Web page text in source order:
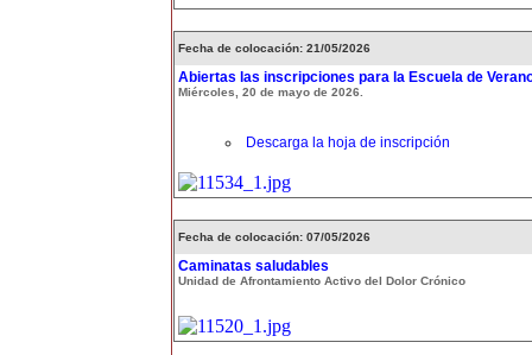
Fecha de colocación: 21/05/2026
Abiertas las inscripciones para la Escuela de
Miércoles, 20 de mayo de 2026.
Descarga la hoja de inscripción
Fecha de colocación: 07/05/2026
Caminatas saludables
Unidad de Afrontamiento Activo del Dolor Crónico